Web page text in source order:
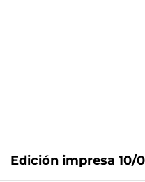
Edición impresa 10/